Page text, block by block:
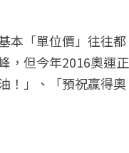
本「單位價」往往都
，但今年2016奧運正
！」、「預祝贏得奧